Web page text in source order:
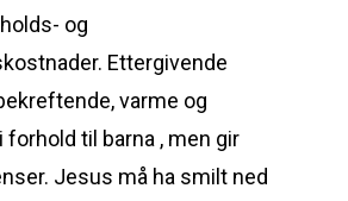
og
Ettergivende
varme og
forhold til barna , men gir
Jesus må ha smilt ned